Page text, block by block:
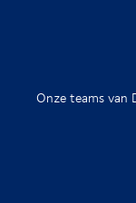
Onze teams van